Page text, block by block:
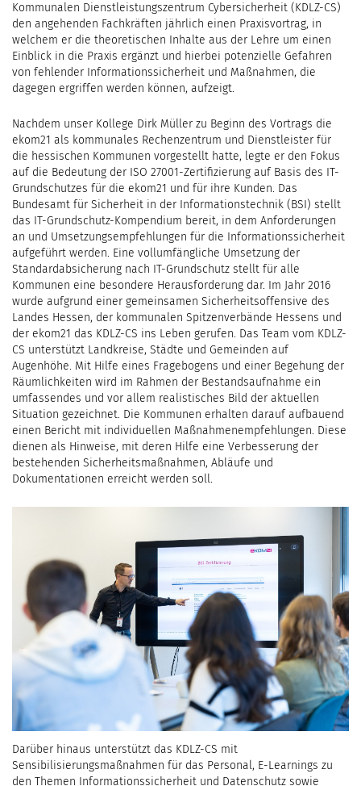
Kommunalen Dienstleistungszentrum Cybersicherheit (KDLZ-CS)
den angehenden Fachkräften jährlich einen Praxisvortrag, in
welchem er die theoretischen Inhalte aus der Lehre um einen
Einblick in die Praxis ergänzt und hierbei potenzielle Gefahren
von fehlender Informationssicherheit und Maßnahmen, die
dagegen ergriffen werden können, aufzeigt.
Nachdem unser Kollege Dirk Müller zu Beginn des Vortrags die
ekom21 als kommunales Rechenzentrum und Dienstleister für
die hessischen Kommunen vorgestellt hatte, legte er den Fokus
auf die Bedeutung der ISO 27001-Zertifizierung auf Basis des IT-
Grundschutzes für die ekom21 und für ihre Kunden. Das
Bundesamt für Sicherheit in der Informationstechnik (BSI) stellt
das IT-Grundschutz-Kompendium bereit, in dem Anforderungen
an und Umsetzungsempfehlungen für die Informationssicherheit
aufgeführt werden. Eine vollumfängliche Umsetzung der
Standardabsicherung nach IT-Grundschutz stellt für alle
Kommunen eine besondere Herausforderung dar. Im Jahr 2016
wurde aufgrund einer gemeinsamen Sicherheitsoffensive des
Landes Hessen, der kommunalen Spitzenverbände Hessens und
der ekom21 das KDLZ-CS ins Leben gerufen. Das Team vom KDLZ-
CS unterstützt Landkreise, Städte und Gemeinden auf
Augenhöhe. Mit Hilfe eines Fragebogens und einer Begehung der
Räumlichkeiten wird im Rahmen der Bestandsaufnahme ein
umfassendes und vor allem realistisches Bild der aktuellen
Situation gezeichnet. Die Kommunen erhalten darauf aufbauend
einen Bericht mit individuellen Maßnahmenempfehlungen. Diese
dienen als Hinweise, mit deren Hilfe eine Verbesserung der
bestehenden Sicherheitsmaßnahmen, Abläufe und
Dokumentationen erreicht werden soll.
Darüber hinaus unterstützt das KDLZ-CS mit
Sensibilisierungsmaßnahmen für das Personal, E-Learnings zu
den Themen Informationssicherheit und Datenschutz sowie